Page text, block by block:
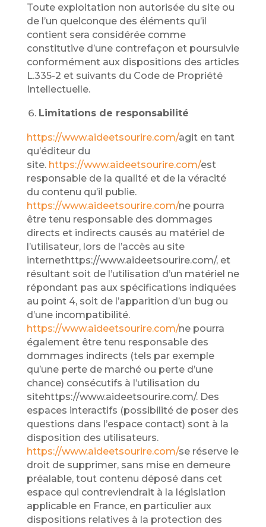
Toute exploitation non autorisée du site ou
de l’un quelconque des éléments qu’il
contient sera considérée comme
constitutive d’une contrefaçon et poursuivie
conformément aux dispositions des articles
L.335-2 et suivants du Code de Propriété
Intellectuelle.
Limitations de responsabilité
https://www.aideetsourire.com/agit en tant
qu’éditeur du
site. https://www.aideetsourire.com/est
responsable de la qualité et de la véracité
du contenu qu’il publie.
https://www.aideetsourire.com/ne pourra
être tenu responsable des dommages
directs et indirects causés au matériel de
l’utilisateur, lors de l’accès au site
internethttps://www.aideetsourire.com/, et
résultant soit de l’utilisation d’un matériel ne
répondant pas aux spécifications indiquées
au point 4, soit de l’apparition d’un bug ou
d’une incompatibilité.
https://www.aideetsourire.com/ne pourra
également être tenu responsable des
dommages indirects (tels par exemple
qu’une perte de marché ou perte d’une
chance) consécutifs à l’utilisation du
sitehttps://www.aideetsourire.com/. Des
espaces interactifs (possibilité de poser des
questions dans l’espace contact) sont à la
disposition des utilisateurs.
https://www.aideetsourire.com/se réserve le
droit de supprimer, sans mise en demeure
préalable, tout contenu déposé dans cet
espace qui contreviendrait à la législation
applicable en France, en particulier aux
dispositions relatives à la protection des